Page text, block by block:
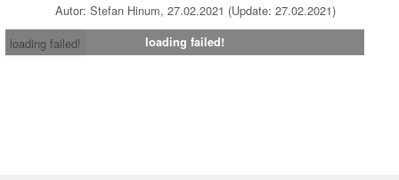
Autor: Stefan Hinum, 27.02.2021 (Update: 27.02.2021)
loading failed!
loading failed!